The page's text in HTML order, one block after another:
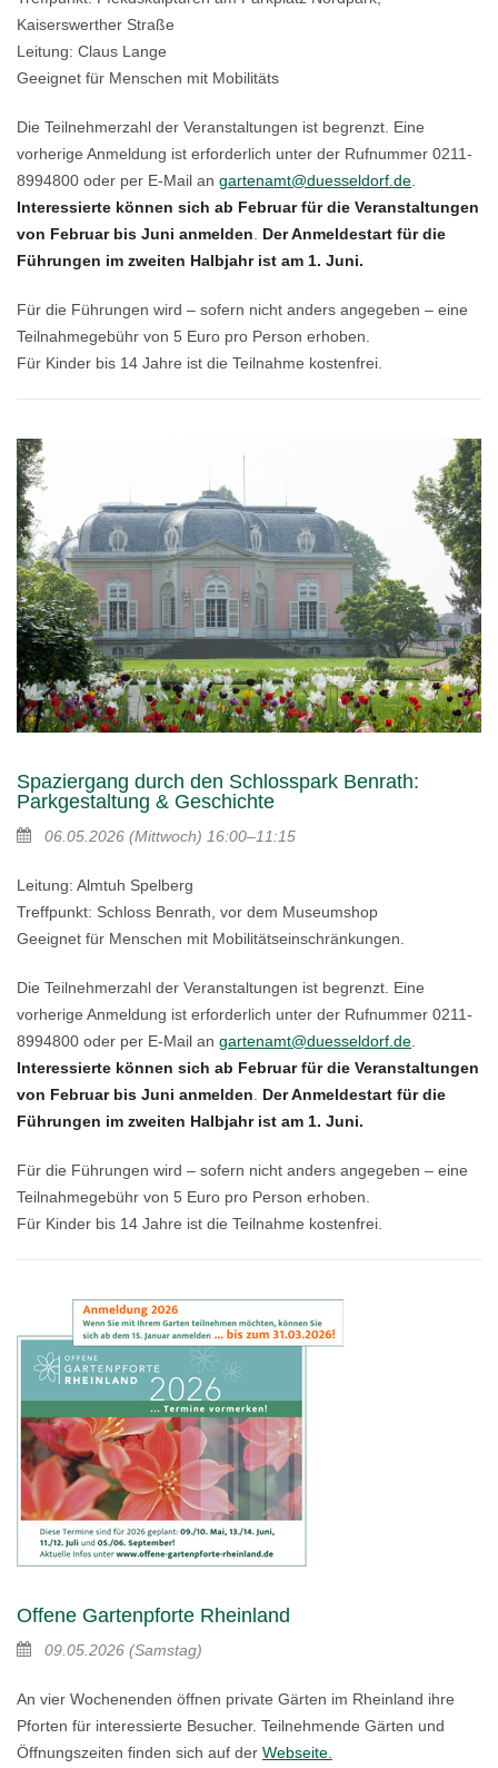
Kaiserswerther Straße
Leitung: Claus Lange
Geeignet für Menschen mit Mobilitäts
Die Teilnehmerzahl der Veranstaltungen ist begrenzt. Eine
vorherige Anmeldung ist erforderlich unter der Rufnummer 0211-
8994800 oder per E-Mail an gartenamt@duesseldorf.de
Interessierte können sich ab Februar für die Veranstaltungen
von Februar bis Juni anmelden
Der Anmeldestart für die
Führungen im zweiten Halbjahr ist am 1. Juni.
Für die Führungen wird – sofern nicht anders angegeben – eine
Teilnahmegebühr von 5 Euro pro Person erhoben.
Für Kinder bis 14 Jahre ist die Teilnahme kostenfrei.
Spaziergang durch den Schlosspark Benrath:
Parkgestaltung & Geschichte
06.05.2026 (Mittwoch) 16:00–11:15
Leitung: Almtuh Spelberg
Treffpunkt: Schloss Benrath, vor dem Museumshop
Geeignet für Menschen mit Mobilitätseinschränkungen.
Die Teilnehmerzahl der Veranstaltungen ist begrenzt. Eine
vorherige Anmeldung ist erforderlich unter der Rufnummer 0211-
8994800 oder per E-Mail an gartenamt@duesseldorf.de.
Interessierte können sich ab Februar für die Veranstaltungen
von Februar bis Juni anmelden. Der Anmeldestart für die
Führungen im zweiten Halbjahr ist am 1. Juni.
Für die Führungen wird – sofern nicht anders angegeben – eine
Teilnahmegebühr von 5 Euro pro Person erhoben.
Für Kinder bis 14 Jahre ist die Teilnahme kostenfrei.
Offene Gartenpforte Rheinland
09.05.2026 (Samstag)
An vier Wochenenden öffnen private Gärten im Rheinland ihre
Pforten für interessierte Besucher. Teilnehmende Gärten und
Öffnungszeiten finden sich auf der Webseite.